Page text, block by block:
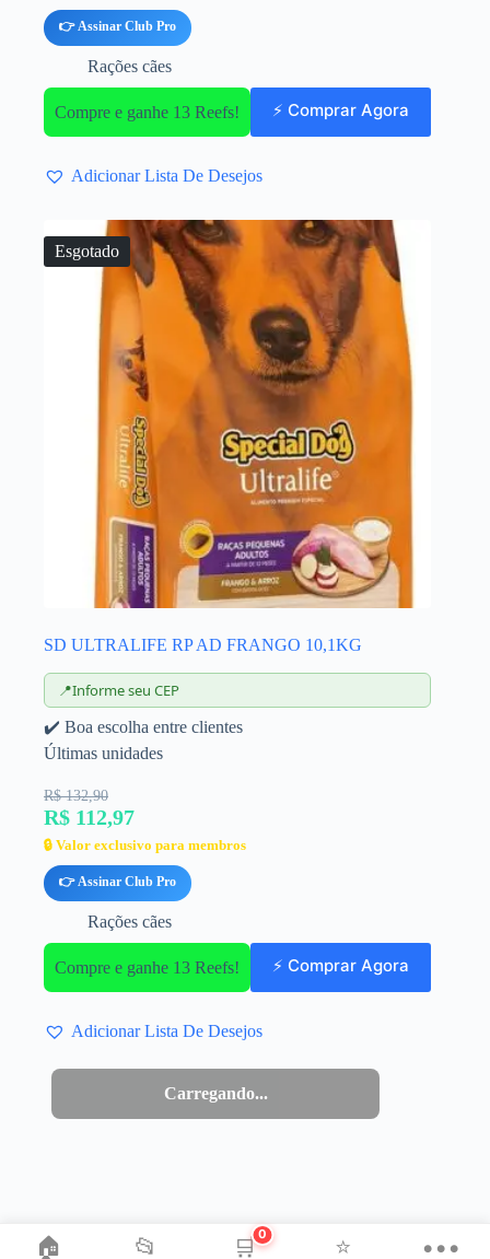
🏠 📂 🛒0 ⭐ •••
👉 Assinar Club Pro
Rações cães
Compre e ganhe 13 Reefs! ⚡ Comprar Agora
Adicionar Lista De Desejos
Esgotado
SD ULTRALIFE RP AD FRANGO 10,1KG
📍Informe seu CEP
✔️ Boa escolha entre clientes
Últimas unidades
R$ 132,90
R$ 112,97
🔒 Valor exclusivo para membros
👉 Assinar Club Pro
Rações cães
Compre e ganhe 13 Reefs! ⚡ Comprar Agora
Adicionar Lista De Desejos